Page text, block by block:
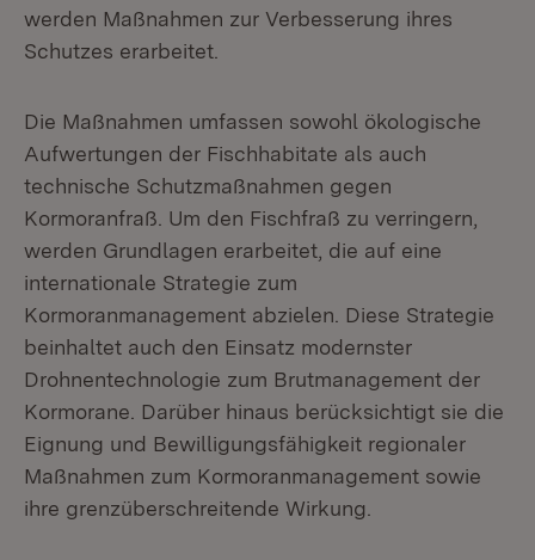
werden Maßnahmen zur Verbesserung ihres
Schutzes erarbeitet.
Die Maßnahmen umfassen sowohl ökologische
Aufwertungen der Fischhabitate als auch
technische Schutzmaßnahmen gegen
Kormoranfraß. Um den Fischfraß zu verringern,
werden Grundlagen erarbeitet, die auf eine
internationale Strategie zum
Kormoranmanagement abzielen. Diese Strategie
beinhaltet auch den Einsatz modernster
Drohnentechnologie zum Brutmanagement der
Kormorane. Darüber hinaus berücksichtigt sie die
Eignung und Bewilligungsfähigkeit regionaler
Maßnahmen zum Kormoranmanagement sowie
ihre grenzüberschreitende Wirkung.